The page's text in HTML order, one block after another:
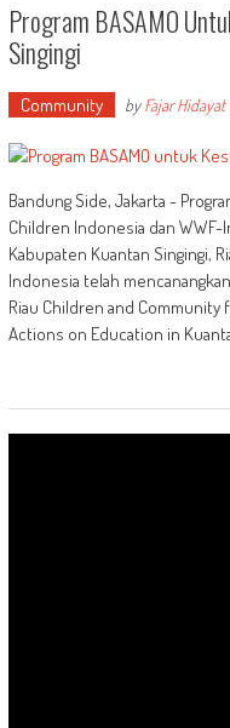
Program BASAMO
Singingi
Community byFajar Hidayat
Bandung Side, Jakarta -
Children Indonesia dan
Kabupaten Kuantan Singingi,
Indonesia telah
Riau Children and
Actions on Education in